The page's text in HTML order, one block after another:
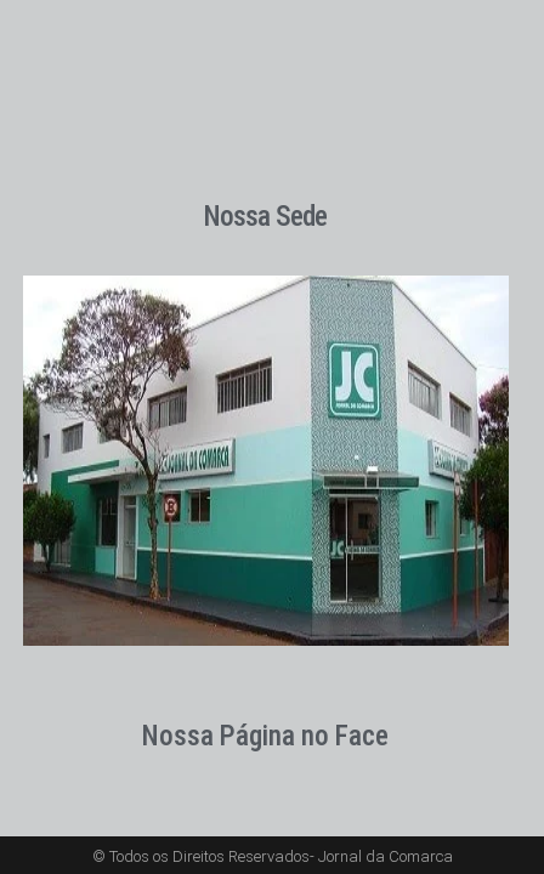
Nossa Sede
Nossa Página no Face
© Todos os Direitos Reservados- Jornal da Comarca